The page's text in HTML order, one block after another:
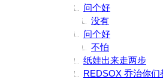
问个好
没有
问个好
不怕
纸娃出来走两步
REDSOX 乔治你们